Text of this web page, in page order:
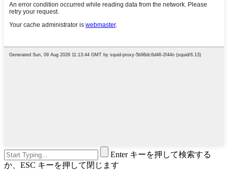
Enter キーを押して検索する
か、ESC キーを押して閉じます